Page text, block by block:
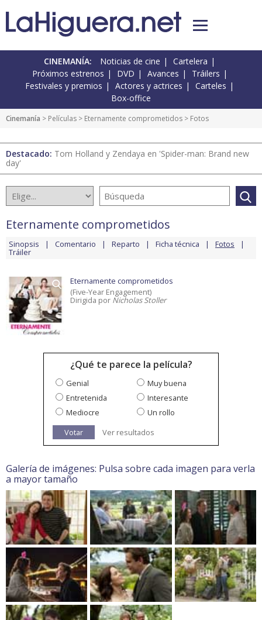
CINEMANÍA: Noticias de cine
Cartelera
Próximos estrenos
DVD Avances
Tráilers
Festivales y premios
Actores y actrices
Carteles
Box-office
Cinemanía > Películas > Eternamente comprometidos > Fotos
Destacado: Tom Holland y Zendaya en 'Spider-man: Brand new
day'
Eternamente comprometidos
Sinopsis Comentario Reparto Ficha técnica Fotos
Tráiler
Eternamente comprometidos
(Five-Year Engagement)
Dirigida por Nicholas Stoller
¿Qué te parece la película?
Genial
Muy buena
Entretenida
Interesante
Mediocre
Un rollo
Votar
Ver resultados
Galería de imágenes: Pulsa sobre cada imagen para verla
a mayor tamaño